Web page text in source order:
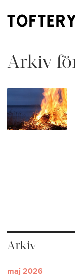
Arkiv
Arkiv
maj 2026